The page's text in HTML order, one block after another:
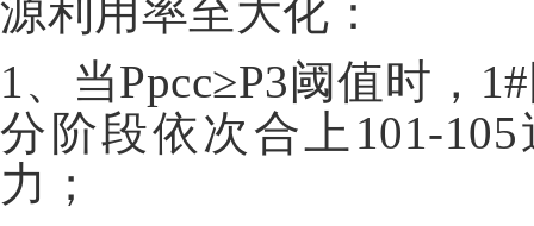
源利用率至大化：
1、当Ppcc≥P3阈值时，
分阶段依次合上101-
力；